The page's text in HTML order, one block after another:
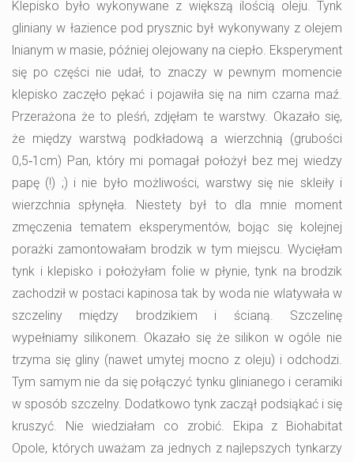
Klepisko było wykonywane z większą ilością oleju. Tynk
gliniany w łazience pod prysznic był wykonywany z olejem
lnianym w masie, później olejowany na ciepło. Eksperyment
się po części nie udał, to znaczy w pewnym momencie
klepisko zaczęło pękać i pojawiła się na nim czarna maź.
Przerażona że to pleśń, zdjęłam te warstwy. Okazało się,
że między warstwą podkładową a wierzchnią (grubości
0,5‑1cm) Pan, który mi pomagał położył bez mej wiedzy
papę (!) ;) i nie było możliwości, warstwy się nie skleiły i
wierzchnia spłynęła. Niestety był to dla mnie moment
zmęczenia tematem eksperymentów, bojąc się kolejnej
porażki zamontowałam brodzik w tym miejscu. Wycięłam
tynk i klepisko i położyłam folie w płynie, tynk na brodzik
zachodził w postaci kapinosa tak by woda nie wlatywała w
szczeliny między brodzikiem i ścianą. Szczelinę
wypełniamy silikonem. Okazało się że silikon w ogóle nie
trzyma się gliny (nawet umytej mocno z oleju) i odchodzi.
Tym samym nie da się połączyć tynku glinianego i ceramiki
w sposób szczelny. Dodatkowo tynk zaczął podsiąkać i się
kruszyć. Nie wiedziałam co zrobić. Ekipa z Biohabitat
Opole, których uważam za jednych z najlepszych tynkarzy